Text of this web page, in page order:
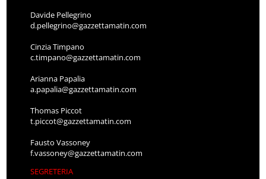
Davide Pellegrino
d.pellegrino@gazzettamatin.com
Cinzia Timpano
c.timpano@gazzettamatin.com
Arianna Papalia
a.papalia@gazzettamatin.com
Thomas Piccot
t.piccot@gazzettamatin.com
Fausto Vassoney
f.vassoney@gazzettamatin.com
SEGRETERIA